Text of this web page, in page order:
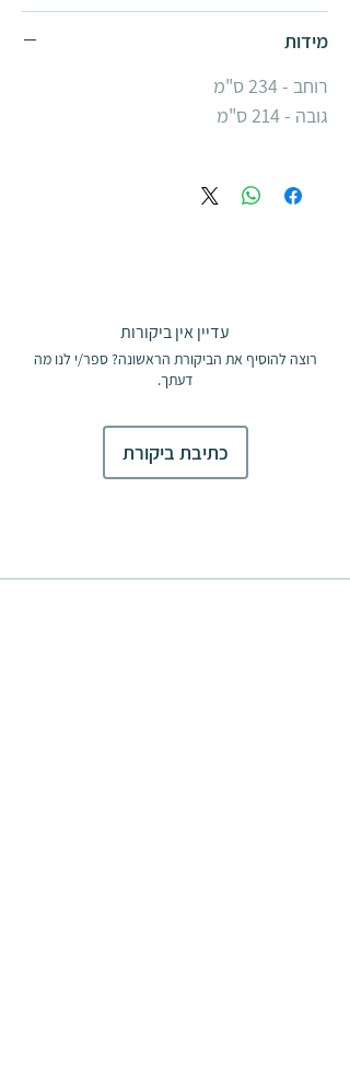
מידות
רוחב - 234 ס"מ
גובה - 214 ס"מ
עדיין אין ביקורות
רוצה להוסיף את הביקורת הראשונה? ספר/י לנו מה
דעתך.
כתיבת ביקורת